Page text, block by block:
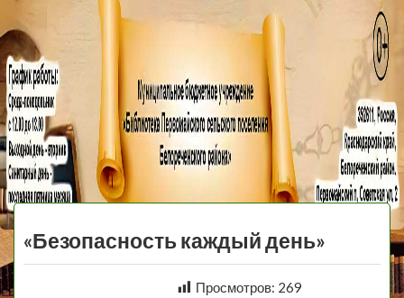
МБУ Библиотека
Первомайского
Сельского
Поселения
«Безопасность каждый день»
Просмотров: 269